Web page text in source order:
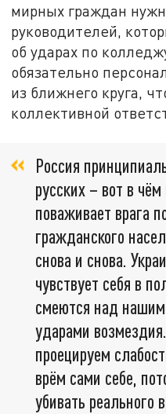
мирных граждан
руководителей,
об ударах по
обязательно
из ближнего круга,
коллективной
Россия
русских – вот в
поваживает врага
гражданского
снова и снова.
чувствует себя в
смеются над
ударами
проецируем
врём сами себе,
убивать реального